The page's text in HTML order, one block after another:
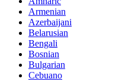
Armenian
Azerbaijani
Belarusian
Bengali
Bosnian
Bulgarian
Cebuano